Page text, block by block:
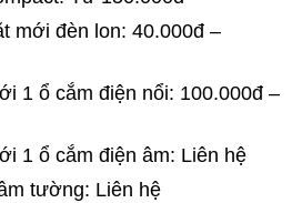
mới đèn lon: 40.000đ –
1 ổ cắm điện nổi: 100.000đ –
1 ổ cắm điện âm: Liên hệ
tường: Liên hệ